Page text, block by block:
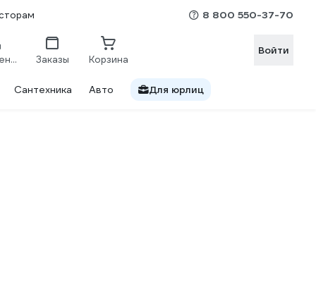
8 800 550-37-70
Сравнение Заказы Корзина
Войти
Сантехника Авто Для юрлиц